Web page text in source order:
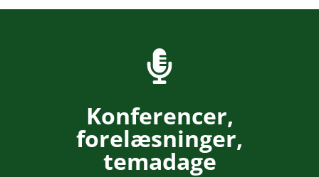
Konferencer,
forelæsninger,
temadage